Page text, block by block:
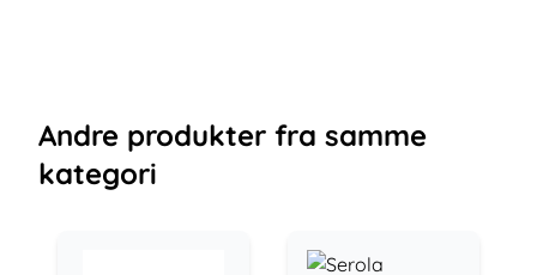
Andre produkter fra samme
kategori